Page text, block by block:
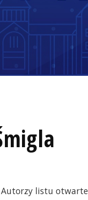
Autorzy listu